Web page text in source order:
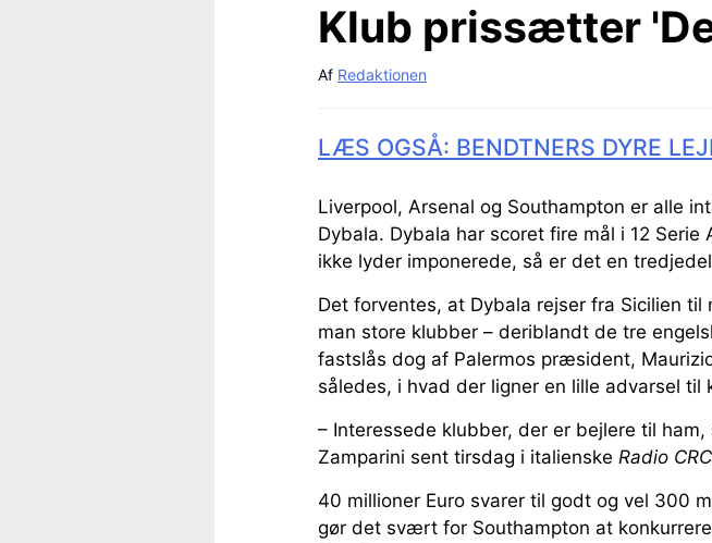
Klub prissætter
Af Redaktionen
LÆS OGSÅ: BENDTNERS DYRE
Liverpool, Arsenal og Southampton er alle
Dybala. Dybala har scoret fire mål i 12
ikke lyder imponerede, så er det en
Det forventes, at Dybala rejser fra Sicilien
man store klubber – deriblandt de tre
fastslås dog af Palermos præsident,
således, i hvad der ligner en lille advarsel til
– Interessede klubber, der er bejlere til
Zamparini sent tirsdag i italienske Radio
40 millioner Euro svarer til godt og vel 300
gør det svært for Southampton at